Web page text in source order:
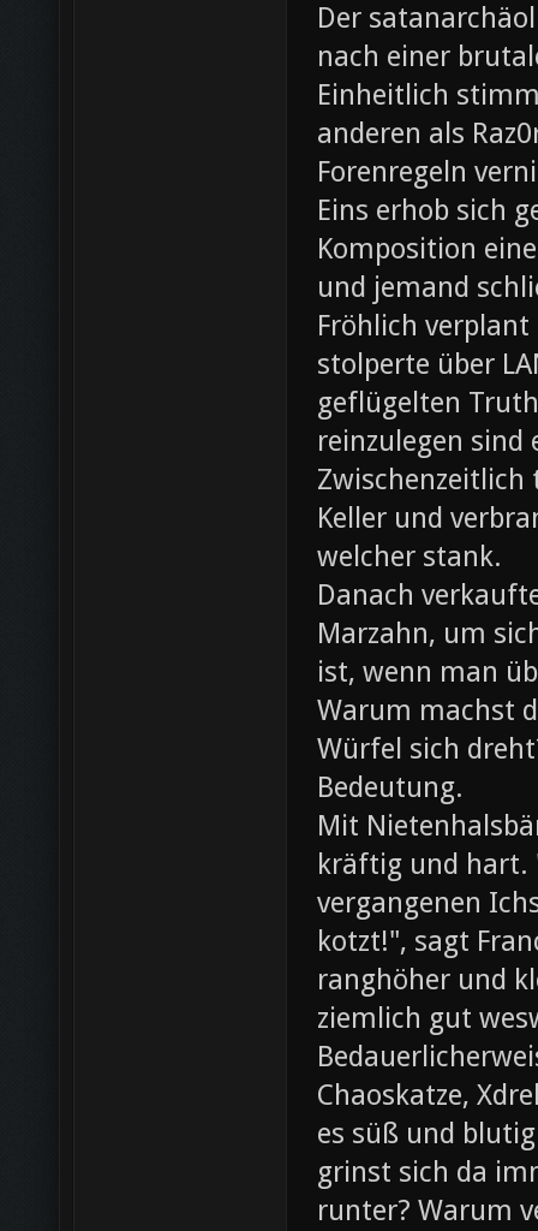
Der
nach einer
Einheitlich
anderen als
Forenregeln
Eins erhob sich
Komposition
und jemand
Fröhlich
stolperte über
geflügelten
reinzulegen sind
Zwischenzeitlich
Keller und
welcher stank.
Danach
Marzahn, um
ist, wenn man
Warum machst
Würfel sich
Bedeutung.
Mit
kräftig und hart.
vergangenen
kotzt!", sagt
ranghöher und
ziemlich gut
Chaoskatze,
es süß und
grinst sich da
runter? Warum